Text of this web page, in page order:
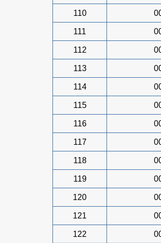
110
111
112
113
114
115
116
117
118
119
120
121
122